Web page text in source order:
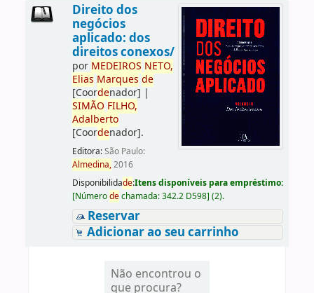
Direito dos
negócios
aplicado: dos
direitos conexos/
por MEDEIROS NETO,
Elias Marques de
[Coordenador] |
SIMÃO FILHO,
Adalberto
[Coordenador].
Editora:São Paulo:
Almedina,2016
Disponibilidade:Itens disponíveis para empréstimo:
[Númerodechamada:342.2 D598] (2).
Reservar
Adicionar ao seu carrinho
Não encontrou o
que procura?